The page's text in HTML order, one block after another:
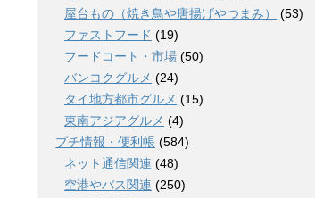
屋台もの（焼き鳥や唐揚げやつまみ）
(53)
ファストフード (19)
フードコート・市場 (50)
バンコクグルメ (24)
タイ地方都市グルメ (15)
東南アジアグルメ (4)
プチ情報・便利帳 (584)
ネット通信関連 (48)
空港やバス関連 (250)